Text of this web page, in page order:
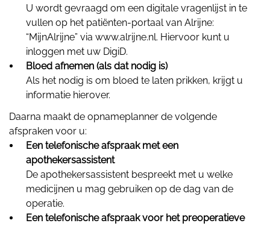
U wordt gevraagd om een digitale vragenlijst in te
vullen op het patiënten-portaal van Alrijne:
“MijnAlrijne” via www.alrijne.nl. Hiervoor kunt u
inloggen met uw DigiD.
Bloed afnemen (als dat nodig is)
Als het nodig is om bloed te laten prikken, krijgt u
informatie hierover.
Daarna maakt de opnameplanner de volgende
afspraken voor u:
Een telefonische afspraak met een
apothekersassistent
De apothekersassistent bespreekt met u welke
medicijnen u mag gebruiken op de dag van de
operatie.
Een telefonische afspraak voor het preoperatieve